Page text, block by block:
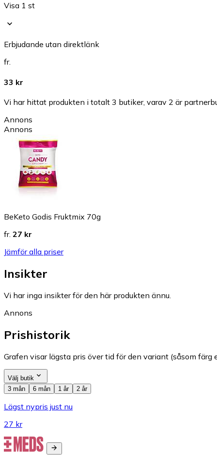
Visa 1 st
Erbjudande utan direktlänk
fr.
33 kr
Vi har hittat produkten i totalt 3 butiker, varav 2 är
Annons
Annons
BeKeto Godis Fruktmix 70g
fr. 27 kr
Jämför alla priser
Insikter
Vi har inga insikter för den här produkten ännu.
Annons
Prishistorik
Grafen visar lägsta pris över tid för den variant (såsom
Välj butik
3 mån
6 mån 1 år 2 år
Lägst nypris just nu
27 kr